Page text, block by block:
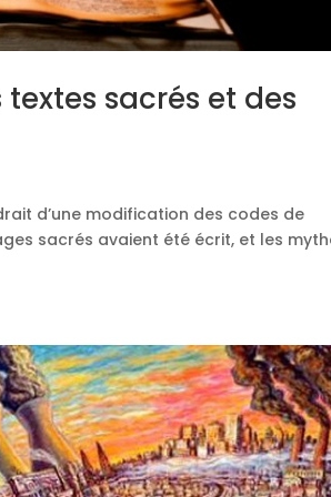
sacrés et des
d’une modification des codes de
sacrés avaient été écrit, et les